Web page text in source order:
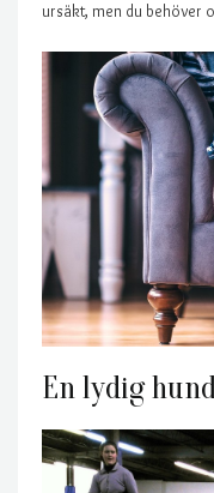
ursäkt, men du behöver
En lydig